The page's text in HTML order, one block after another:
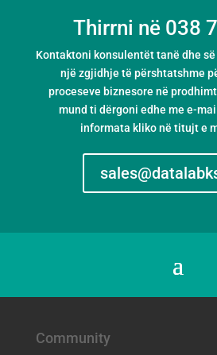
Thirrni në 038
Kontaktoni konsulentët tanë dhe
një zgjidhje të përshtatshme
proceseve biznesore në
mund ti dërgoni edhe me e-
informata kliko në titujt e
Community